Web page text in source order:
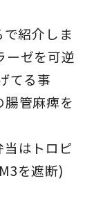
紹介しま
ーゼを可逆
てる事
管麻痺を
当は トロピ
を遮断)